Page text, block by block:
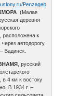
Penzagebiet/
(Малая
деревня
расположена к
через автодорогу
Вадинск.
, русский
в 4 км к востоку
В 1934 г. –